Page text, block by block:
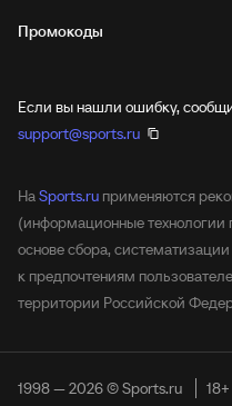
Промокоды
Если вы нашли ошибку,
support@sports.ru
НаSports.ru применяются
(информационные
основе сбора,
к предпочтениям
территории Российской
1998 — 2026 © Sports.ru 18+